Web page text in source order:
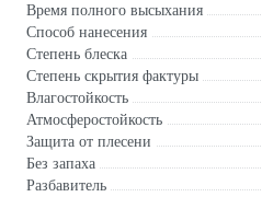
Время полного высыхания
Способ нанесения
Степень блеска
Степень скрытия фактуры
Влагостойкость
Атмосферостойкость
Защита от плесени
Без запаха
Разбавитель